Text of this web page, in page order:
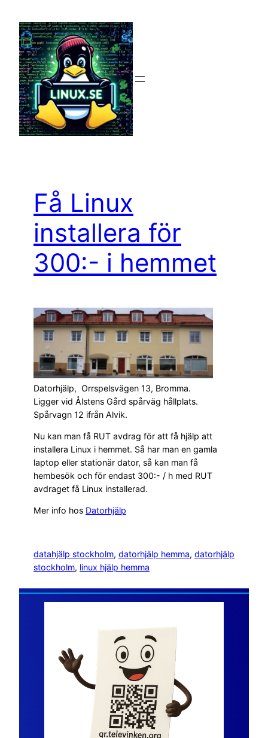
innehåll
Få Linux
installera för
300:- i hemmet
Datorhjälp, Orrspelsvägen 13, Bromma.
Ligger vid Ålstens Gård spårväg hållplats.
Spårvagn 12 ifrån Alvik.
Nu kan man få RUT avdrag för att få hjälp att
installera Linux i hemmet. Så har man en gamla
laptop eller stationär dator, så kan man få
hembesök och för endast 300:- / h med RUT
avdraget få Linux installerad.
Mer info hos Datorhjälp
datahjälp stockholm, datorhjälp hemma, datorhjälp
stockholm, linux hjälp hemma